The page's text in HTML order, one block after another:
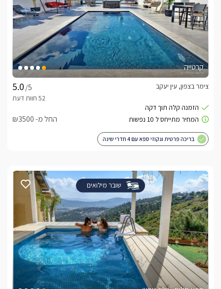
קרטייה
/5
צימר בצפון, עין יעקב
החל מ- ₪3500
בריכה פרטית וגקוזי ספא עם 4 חדרי שינה
שובר מילואים